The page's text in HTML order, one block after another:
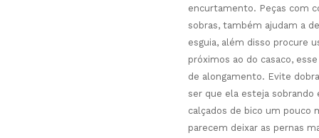
encurtamento. Peças com
sobras, também ajudam a
esguia, além disso procure
próximos ao do casaco,
de alongamento. Evite
ser que ela esteja
calçados de bico um pouco
parecem deixar as pernas